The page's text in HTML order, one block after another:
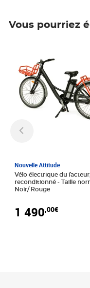
Vous pourriez
Nouvelle Attitude
Vélo électrique du
reconditionné - Taille normale -
Noir/ Rouge
1 490,00€